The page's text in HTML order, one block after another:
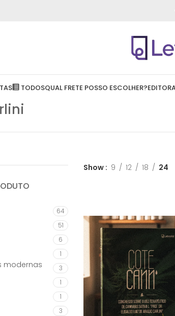
TODOSQUAL FRETE POSSO ESCOLHER?
64
51
6
1
modernas 3
1
1
3
Show 9 12 18 24